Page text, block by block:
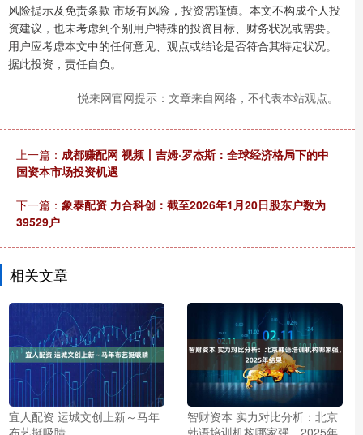
风险提示及免责条款 市场有风险，投资需谨慎。本文不构成个人投
资建议，也未考虑到个别用户特殊的投资目标、财务状况或需要。
用户应考虑本文中的任何意见、观点或结论是否符合其特定状况。
据此投资，责任自负。
悦来网官网提示：文章来自网络，不代表本站观点。
上一篇： 成都赚配网 视频丨吉姆·罗杰斯：全球经济格局下的中
国资本市场投资机遇
下一篇： 象泰配资 力合科创：截至2026年1月20日股东户数为
39529户
相关文章
宜人配资 运城文创上新～马年
布艺挺吸睛
智财资本 实力对比分析：北京
韩语培训机构哪家强，2025年